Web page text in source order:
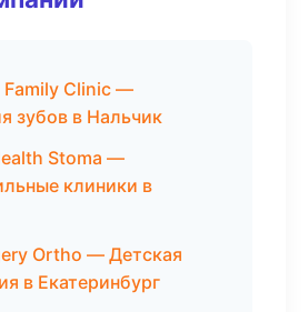
Family Clinic —
зубов в Нальчик
Stoma —
клиники в
Ortho — Детская
в Екатеринбург